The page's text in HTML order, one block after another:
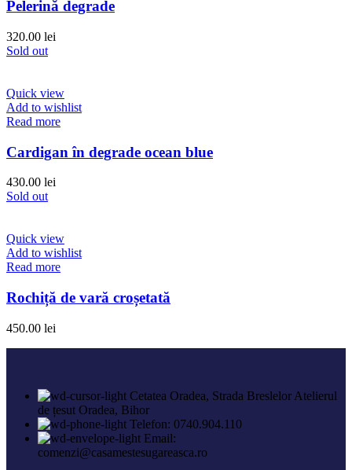
Pelerină degrade
320.00 lei
Sold out
Quick view
Add to wishlist
Read more
Cardigan în degrade ocean blue
430.00 lei
Sold out
Quick view
Add to wishlist
Read more
Rochiță de vară croșetată
450.00 lei
Cetatea Oradea, Strada Breslelor Atelierul
de țesut Oradea, Bihor
Telefon: 0740.904.110
Email:
comenzi@casamestesugareasca.ro